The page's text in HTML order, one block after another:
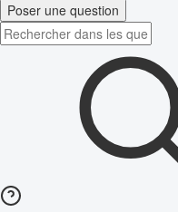
Poser une question